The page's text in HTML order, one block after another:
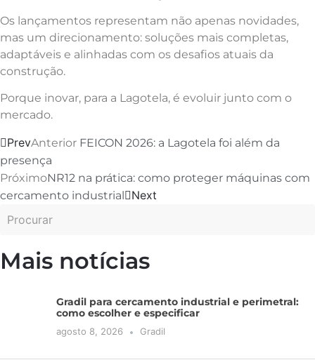
Os lançamentos representam não apenas novidades,
mas um direcionamento: soluções mais completas,
adaptáveis e alinhadas com os desafios atuais da
construção.
Porque inovar, para a Lagotela, é evoluir junto com o
mercado.
PrevAnterior FEICON 2026: a Lagotela foi além da
presença
PróximoNR12 na prática: como proteger máquinas com
cercamento industrial
Next
Mais notícias
Gradil para cercamento industrial e perimetral:
como escolher e especificar
agosto 8, 2026 Gradil